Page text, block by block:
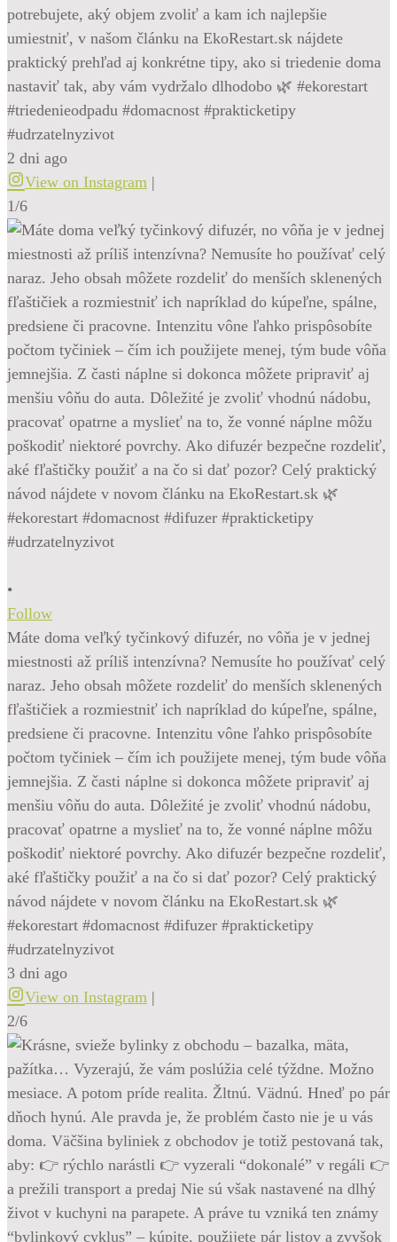
potrebujete, aký objem zvoliť a kam ich najlepšie
umiestniť, v našom článku na EkoRestart.sk nájdete
praktický prehľad aj konkrétne tipy, ako si triedenie doma
nastaviť tak, aby vám vydržalo dlhodobo 🌿 #ekorestart
#triedenieodpadu #domacnost #prakticketipy
#udrzatelnyzivot
2 dni ago
View on Instagram |
1/6
•
Follow
Máte doma veľký tyčinkový difuzér, no vôňa je v jednej
miestnosti až príliš intenzívna? Nemusíte ho používať celý
naraz. Jeho obsah môžete rozdeliť do menších sklenených
fľaštičiek a rozmiestniť ich napríklad do kúpeľne, spálne,
predsiene či pracovne. Intenzitu vône ľahko prispôsobíte
počtom tyčiniek – čím ich použijete menej, tým bude vôňa
jemnejšia. Z časti náplne si dokonca môžete pripraviť aj
menšiu vôňu do auta. Dôležité je zvoliť vhodnú nádobu,
pracovať opatrne a myslieť na to, že vonné náplne môžu
poškodiť niektoré povrchy. Ako difuzér bezpečne rozdeliť,
aké fľaštičky použiť a na čo si dať pozor? Celý praktický
návod nájdete v novom článku na EkoRestart.sk 🌿
#ekorestart #domacnost #difuzer #prakticketipy
#udrzatelnyzivot
3 dni ago
View on Instagram |
2/6